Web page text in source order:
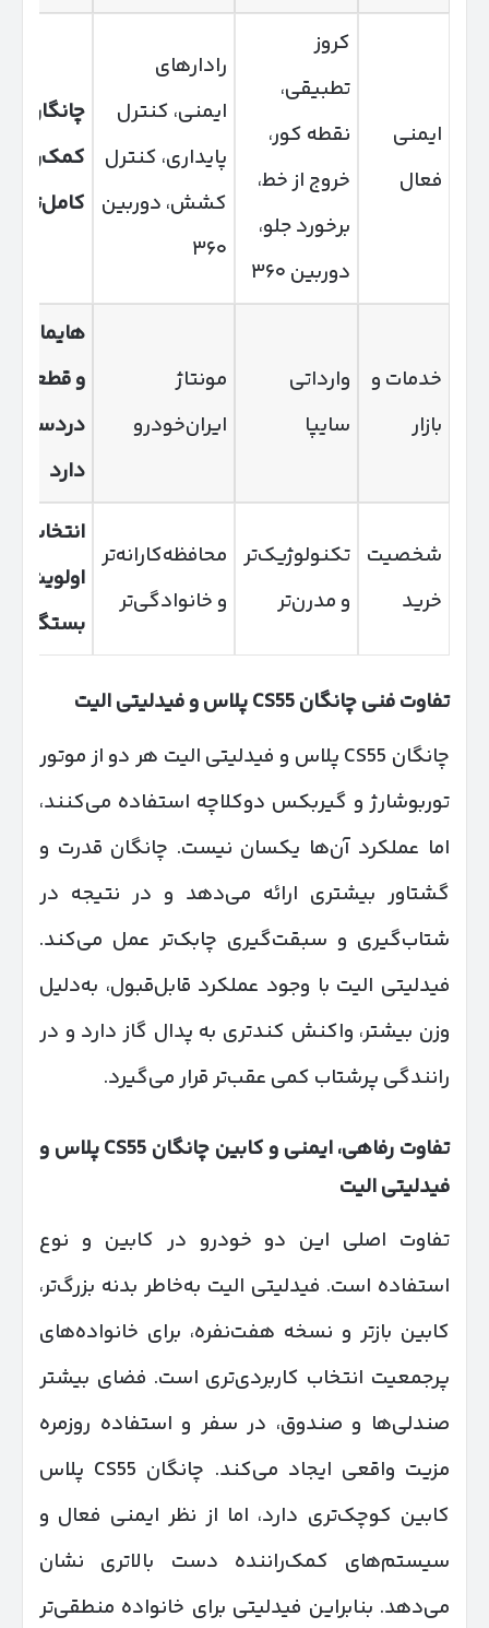
ایمنی
فعال
کروز
تطبیقی،
نقطه کور،
خروج از خط،
برخورد جلو،
دوربین ۳۶۰
رادارهای
ایمنی، کنترل
پایداری، کنترل
کشش، دوربین
۳۶۰
چانگان
کامل‌تری
خدمات و
بازار
وارداتی
سایپا
مونتاژ
ایران‌خودرو
هایما
و قطعات
دارد
شخصیت
خرید
تکنولوژیک‌تر
و مدرن‌تر
محافظه‌کارانه‌تر
و خانوادگی‌تر
انتخاب به
اولویت
بستگی
تفاوت فنی چانگان CS55 پلاس و فیدلیتی الیت
چانگان CS55 پلاس و فیدلیتی الیت هر دو از موتور
توربوشارژ و گیربکس دوکلاچه استفاده می‌کنند،
اما عملکرد آن‌ها یکسان نیست. چانگان قدرت و
گشتاور بیشتری ارائه می‌دهد و در نتیجه در
شتاب‌گیری و سبقت‌گیری چابک‌تر عمل می‌کند.
فیدلیتی الیت با وجود عملکرد قابل‌قبول، به‌دلیل
وزن بیشتر، واکنش کندتری به پدال گاز دارد و در
رانندگی پرشتاب کمی عقب‌تر قرار می‌گیرد.
تفاوت رفاهی، ایمنی و کابین چانگان
پلاس و
فیدلیتی الیت
تفاوت اصلی این دو خودرو در کابین و نوع
استفاده است. فیدلیتی الیت به‌خاطر بدنه بزرگ‌تر،
کابین بازتر و نسخه هفت‌نفره، برای خانواده‌های
پرجمعیت انتخاب کاربردی‌تری است. فضای بیشتر
صندلی‌ها و صندوق، در سفر و استفاده روزمره
مزیت واقعی ایجاد می‌کند. چانگان CS55 پلاس
کابین کوچک‌تری دارد، اما از نظر ایمنی فعال و
سیستم‌های کمک‌راننده دست بالاتری نشان
می‌دهد. بنابراین فیدلیتی برای خانواده منطقی‌تر